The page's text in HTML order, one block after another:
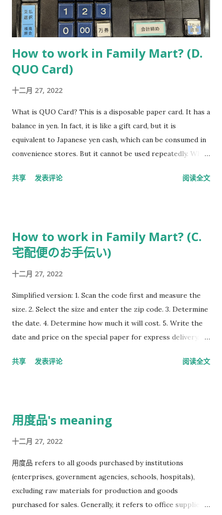
How to work in Family Mart? (D.
QUO Card)
十二月 27, 2022
What is QUO Card? This is a disposable paper card. It has a
balance in yen. In fact, it is like a gift card, but it is
equivalent to Japanese yen cash, which can be consumed in
convenience stores. But it cannot be used repeatedly. When
can be discarded. What should you do when customers use
3. Insert the card into the card reader. (Usually, there is
only one in a store, you may need to go to another cash
out the card that has been read. (At this point, the payment
has been completed, and the balance on the card has been
consumed and cannot be returned) 6. The following steps
are the same as the standard cashier steps. Note: If the
balance of the QUO card has been used up, ask the
共享 发表评论 阅读全文
How to work in Family Mart? (C.
宅配便のお手伝い)
十二月 27, 2022
Simplified version: 1. Scan the code first and measure the
size. 2. Select the size and enter the zip code. 3. Determine
the date. 4. Determine how much it will cost. 5. Write the
date and price on the special paper for express delivery.
kept by the store, and the third one to the N one is
future.) And actually, you don't need to learn it here. You
understanding of Japanese.
共享 发表评论 阅读全文
用度品's meaning
十二月 27, 2022
用度品 refers to all goods purchased by institutions
(enterprises, government agencies, schools, hospitals),
excluding raw materials for production and goods
purchased for sales. Generally, it refers to office supplies